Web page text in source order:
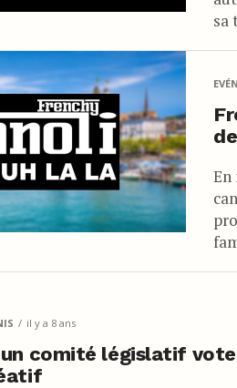
sa
En
il y a 8 ans
comité législatif